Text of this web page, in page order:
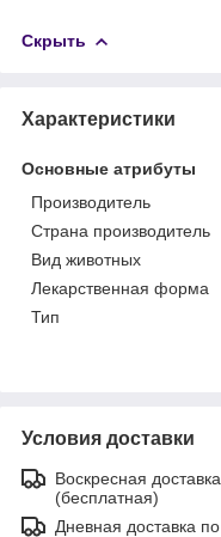
Скрыть
Характеристики
Основные атрибуты
Производитель
Страна производитель
Вид животных
Лекарственная форма
Тип
Условия доставки
Воскресная
(бесплатная)
Дневная доставка